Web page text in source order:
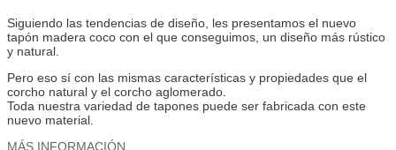
Siguiendo las tendencias de diseño, les presentamos el nuevo
tapón madera coco con el que conseguimos, un diseño más rústico
y natural.
Pero eso sí con las mismas características y propiedades que el
corcho natural y el corcho aglomerado.
Toda nuestra variedad de tapones puede ser fabricada con este
nuevo material.
MÁS INFORMACIÓN